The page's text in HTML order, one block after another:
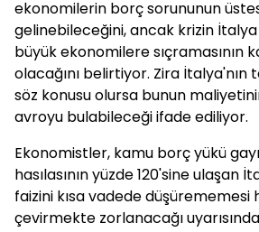
ekonomilerin borç sorununun
gelinebileceğini, ancak krizin
büyük ekonomilere sıçramasının
olacağını belirtiyor. Zira
söz konusu olursa bunun
avroyu bulabileceği ifade ediliyor.
Ekonomistler, kamu borç yükü
hasılasının yüzde 120'sine ulaşan
faizini kısa vadede düşürememesi
çevirmekte zorlanacağı